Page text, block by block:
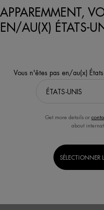
APPAREMMENT,
EN/AU(X) ÉTATS-
Vous n'êtes pas en/au(x)
Get more details or
about
SÉLECTIONNER